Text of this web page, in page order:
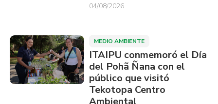
04/08/2026
MEDIO AMBIENTE
ITAIPU conmemoró el Día
del Pohã Ñana con el
público que visitó
Tekotopa Centro
Ambiental